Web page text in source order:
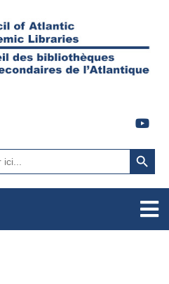
Search Button